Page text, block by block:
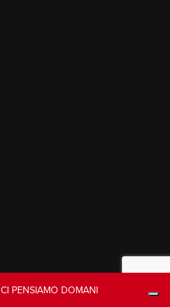
CI PENSIAMO DOMANI